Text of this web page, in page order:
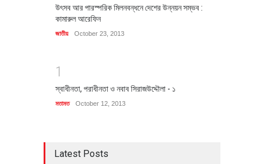
উৎসব আর পারস্পরিক মিলনবন্ধনে দেশের উন্নয়ন সম্ভব :
কামারুল আরেফিন
জাতীয় October 23, 2013
1
স্বাধীনতা, পরাধীনতা ও নবাব সিরাজউদ্দৌলা - ১
মতামত October 12, 2013
Latest Posts